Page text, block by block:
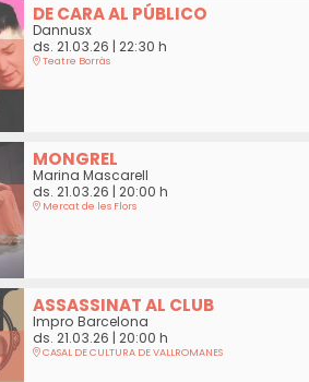
DE CARA AL PÚBLICO
Dannusx
ds. 21.03.26 | 22:30 h
Teatre Borràs
MONGREL
Marina Mascarell
ds. 21.03.26 | 20:00 h
Mercat de les Flors
ASSASSINAT AL CLUB
Impro Barcelona
ds. 21.03.26 | 20:00 h
CASAL DE CULTURA DE VALLROMANES